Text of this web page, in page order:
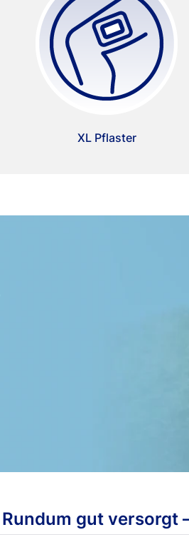
XL Pflaster
Rundum gut versorgt